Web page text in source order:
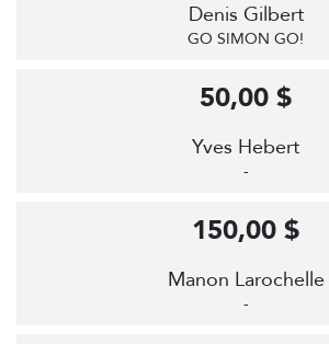
Denis Gilbert
GO SIMON GO!
Yves Hebert
-
50,00 $
Manon Larochelle
-
150,00 $